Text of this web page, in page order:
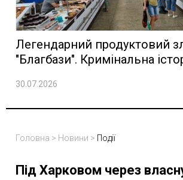
Легендарний продуктовий
"Благбази". Кримінальна
30.07.2026
Головна > Новини > Події
Під Харковом через